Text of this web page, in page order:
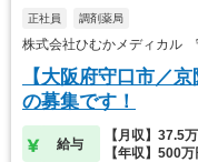
正社員 調剤薬局
株式会社ひむかメディカル
【大阪府守口市／
の募集です！
給与
【月収】37.5
【年収】500